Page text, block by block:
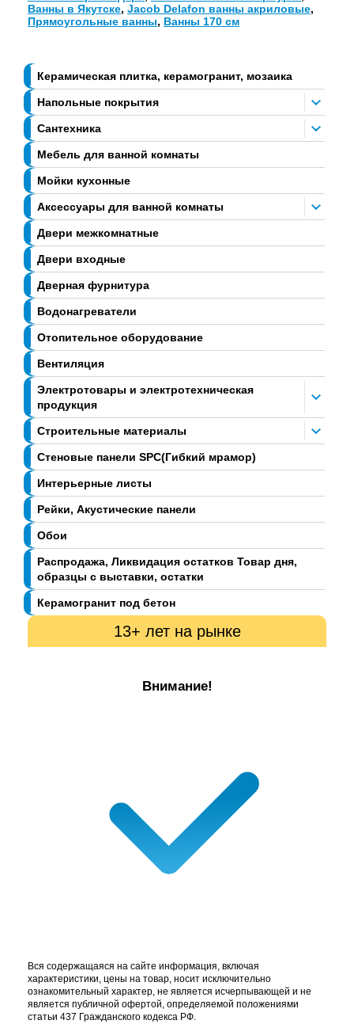
Керамическая плитка, керамогранит, мозаика
Напольные покрытия
Сантехника
Мебель для ванной комнаты
Мойки кухонные
Аксессуары для ванной комнаты
Двери межкомнатные
Двери входные
Дверная фурнитура
Водонагреватели
Отопительное оборудование
Вентиляция
Электротовары и электротехническая
продукция
Строительные материалы
Стеновые панели SPC(Гибкий мрамор)
Интерьерные листы
Рейки, Акустические панели
Обои
Распродажа, Ликвидация остатков Товар дня,
образцы с выставки, остатки
Керамогранит под бетон
13+ лет на рынке
Внимание!
Вся содержащаяся на сайте информация, включая
характеристики, цены на товар, носит исключительно
ознакомительный характер, не является исчерпывающей и не
является публичной офертой, определяемой положениями
статьи 437 Гражданского кодекса РФ.
Ванны в Якутске, Jacob Delafon ванны акриловые,
Прямоугольные ванны, Ванны 170 см